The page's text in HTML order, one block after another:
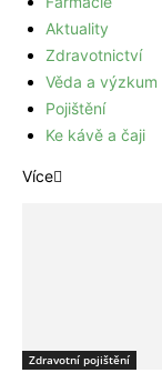
Aktuality
Zdravotnictví
Věda a výzkum
Pojištění
Ke kávě a čaji
Více
Zdravotní pojištění